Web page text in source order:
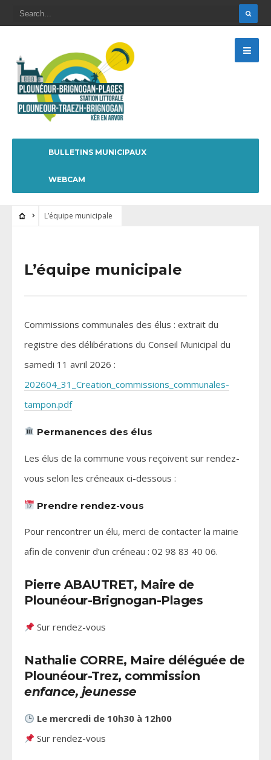
BULLETINS MUNICIPAUX
WEBCAM
L’équipe municipale
L’équipe municipale
Commissions communales des élus : extrait du
registre des délibérations du Conseil Municipal du
samedi 11 avril 2026 :
202604_31_Creation_commissions_communales-
tampon.pdf
Permanences des élus
Les élus de la commune vous reçoivent sur rendez-
vous selon les créneaux ci-dessous :
Prendre rendez-vous
Pour rencontrer un élu, merci de contacter la mairie
afin de convenir d’un créneau : 02 98 83 40 06.
Pierre ABAUTRET, Maire de
Plounéour-Brignogan-Plages
Sur rendez-vous
Nathalie CORRE, Maire déléguée de
Plounéour-Trez, commission
enfance, jeunesse
Le mercredi de 10h30 à 12h00
Sur rendez-vous